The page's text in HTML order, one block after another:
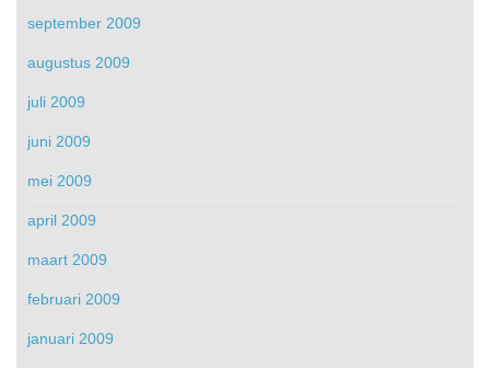
september 2009
augustus 2009
juli 2009
juni 2009
mei 2009
april 2009
maart 2009
februari 2009
januari 2009